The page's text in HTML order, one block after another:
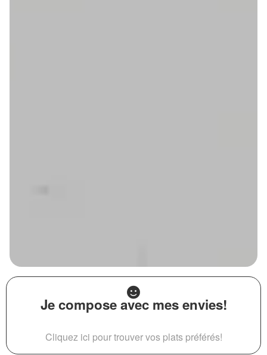
Je compose avec mes envies!
Cliquez ici pour trouver vos plats préférés!